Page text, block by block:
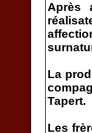
Après
La
Tapert.
Les